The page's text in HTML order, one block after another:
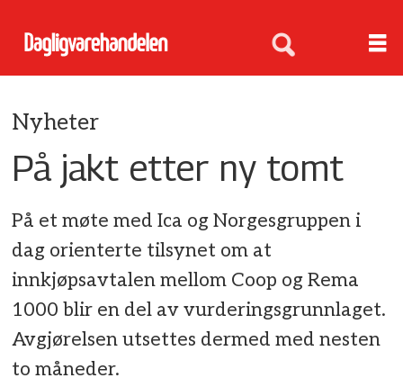
Nyheter
På jakt etter ny tomt
På et møte med Ica og Norgesgruppen i
dag orienterte tilsynet om at
innkjøpsavtalen mellom Coop og Rema
1000 blir en del av vurderingsgrunnlaget.
Avgjørelsen utsettes dermed med nesten
to måneder.